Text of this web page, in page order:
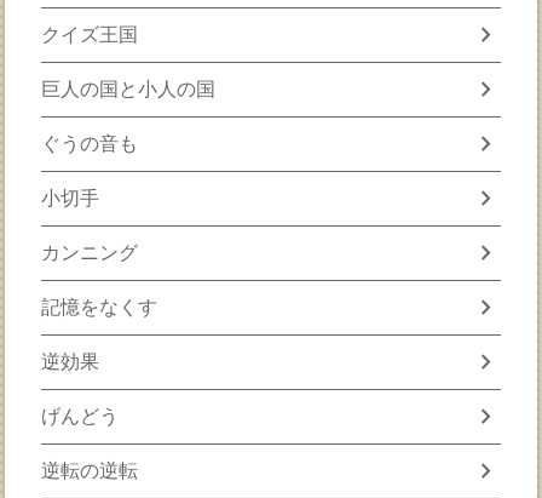
クイズ王国 chevron_right
巨人の国と小人の国 chevron_right
ぐうの音も chevron_right
小切手 chevron_right
カンニング chevron_right
記憶をなくす chevron_right
逆効果 chevron_right
げんどう chevron_right
逆転の逆転 chevron_right